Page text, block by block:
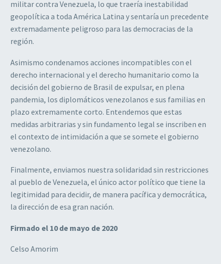
militar contra Venezuela, lo que traería inestabilidad
geopolítica a toda América Latina y sentaría un precedente
extremadamente peligroso para las democracias de la
región.
Asimismo condenamos acciones incompatibles con el
derecho internacional y el derecho humanitario como la
decisión del gobierno de Brasil de expulsar, en plena
pandemia, los diplomáticos venezolanos e sus familias en
plazo extremamente corto. Entendemos que estas
medidas arbitrarias y sin fundamento legal se inscriben en
el contexto de intimidación a que se somete el gobierno
venezolano.
Finalmente, enviamos nuestra solidaridad sin restricciones
al pueblo de Venezuela, el único actor político que tiene la
legitimidad para decidir, de manera pacífica y democrática,
la dirección de esa gran nación.
Firmado el 10 de mayo de 2020
Celso Amorim